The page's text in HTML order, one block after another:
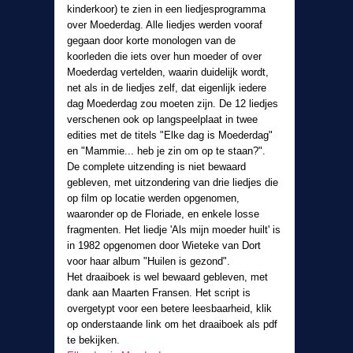
kinderkoor) te zien in een liedjesprogramma
over Moederdag. Alle liedjes werden vooraf
gegaan door korte monologen van de
koorleden die iets over hun moeder of over
Moederdag vertelden, waarin duidelijk wordt,
net als in de liedjes zelf, dat eigenlijk iedere
dag Moederdag zou moeten zijn. De 12 liedjes
verschenen ook op langspeelplaat in twee
edities met de titels "Elke dag is Moederdag"
en "Mammie... heb je zin om op te staan?".
De complete uitzending is niet bewaard
gebleven, met uitzondering van drie liedjes die
op film op locatie werden opgenomen,
waaronder op de Floriade, en enkele losse
fragmenten. Het liedje 'Als mijn moeder huilt' is
in 1982 opgenomen door Wieteke van Dort
voor haar album "Huilen is gezond".
Het draaiboek is wel bewaard gebleven, met
dank aan Maarten Fransen. Het script is
overgetypt voor een betere leesbaarheid, klik
op onderstaande link om het draaiboek als pdf
te bekijken.